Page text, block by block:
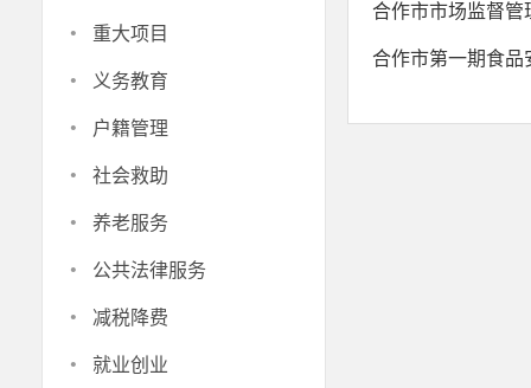
· 重大项目
· 义务教育
· 户籍管理
· 社会救助
· 养老服务
· 公共法律服务
· 减税降费
· 就业创业
合作市市场监督管
合作市第一期食品